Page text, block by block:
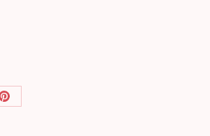
Share